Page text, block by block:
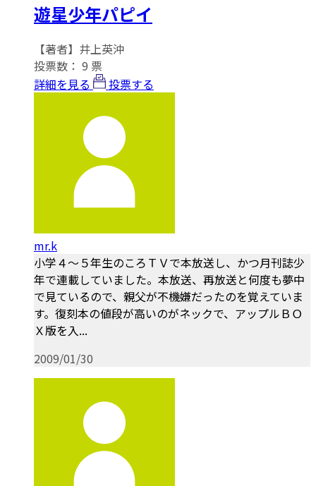
遊星少年パピイ
【著者】井上英沖
投票数： 9 票
詳細を見る
投票する
mr.k
小学４～５年生のころＴＶで本放送し、かつ月刊誌少
年で連載していました。本放送、再放送と何度も夢中
で見ているので、親父が不機嫌だったのを覚えていま
す。復刻本の値段が高いのがネックで、アップルＢＯ
Ｘ版を入...
2009/01/30